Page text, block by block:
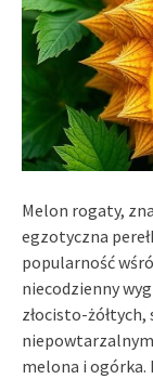
Melon rogaty,
egzotyczna
popularność
niecodzienny
złocisto-
niepowtarzalnym
melona i